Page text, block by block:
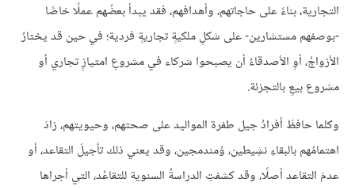
التجارية، بناءً على حاجاتهم، وأهدافهم، فقد يبدأ بعضُهم عملًا خاصًا
-بوصفهم مستشارين- على شكلِ ملكيةٍ تجاريةٍ فردية؛ في حين قد يختارُ
الأزواجُ، أوِ الأصدقاءُ أن يصبحوا شركاء في مشروعِ امتيازٍ تجاري أو
مشروع بيعِ بالتجزئة.
وكلما حافظَ أفرادُ جيل طفرة المواليد على صحتهم، وحيويتهم، زادَ
اهتمامُهم بالبقاءِ نشِيطين، وُمندمجين، وقد يعني ذلك تأجيلَ التقاعد، أو
عدمَ التقاعد أصلًا، وقد كشفتِ الدراسةُ السنوية للتقاعُد، التي أجراها